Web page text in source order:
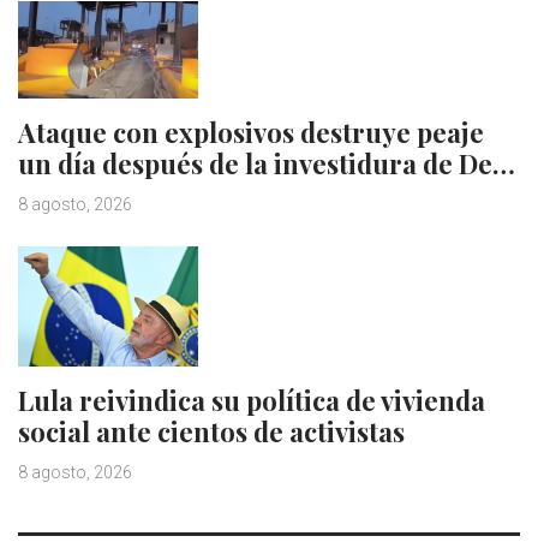
Ataque con explosivos destruye peaje
un día después de la investidura de De…
8 agosto, 2026
Lula reivindica su política de vivienda
social ante cientos de activistas
8 agosto, 2026